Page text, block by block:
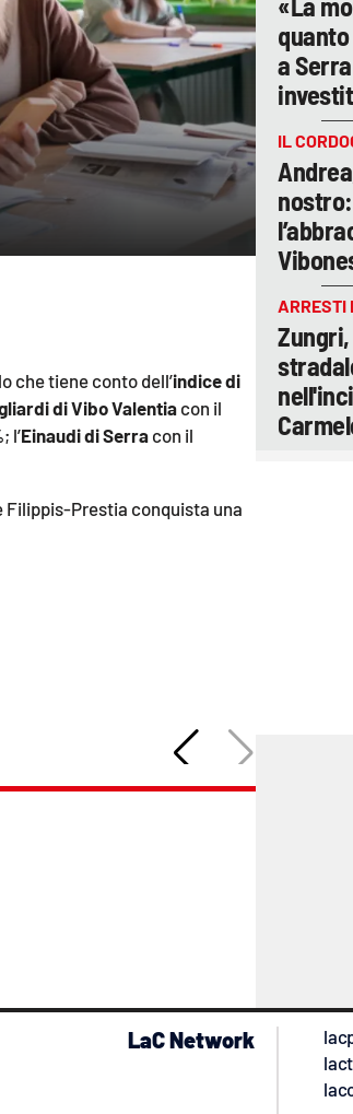
che tiene conto dell’indice di
di Vibo Valentia con il
l’Einaudi di Serra con il
Filippis-Prestia conquista una
a
IL
ARRESTI
LaC Network